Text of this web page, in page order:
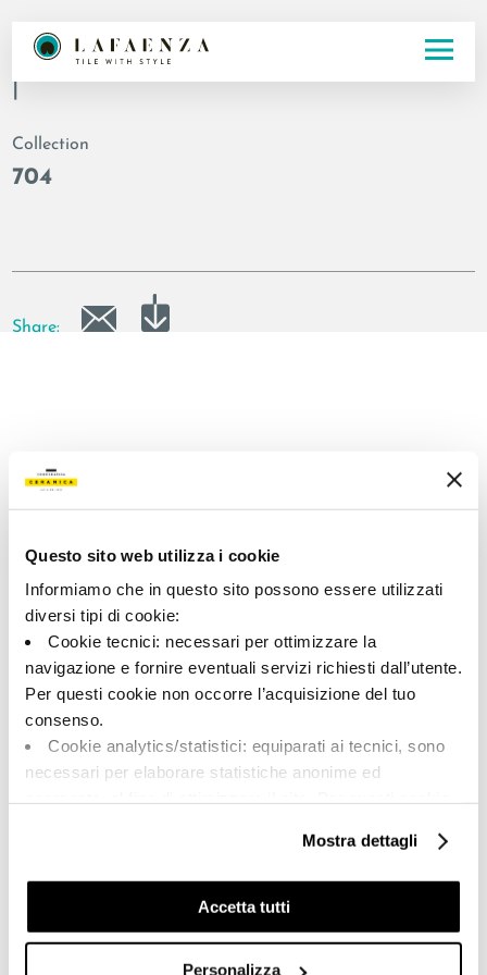
Questo sito web utilizza i cookie
Informiamo che in questo sito possono essere utilizzati
diversi tipi di cookie:
Cookie tecnici: necessari per ottimizzare la
navigazione e fornire eventuali servizi richiesti dall’utente.
Per questi cookie non occorre l’acquisizione del tuo
consenso.
Cookie analytics/statistici: equiparati ai tecnici, sono
necessari per elaborare statistiche anonime ed
Cookie di profilazione/marketing: sono utilizzati, solo
previo tuo consenso, per esaminare le tue abitudini di
navigazione e mostrarti quindi avvisi pubblicitari mirati, in
linea con le tue preferenze.
Mostra dettagli
Accetta tutti
Personalizza
Codice
|
Collection
704
Share:
A brand of Cooperativa Ceramica d’Imola
Tel: +39 0542 601601
CERTIFICATIONS
COLLECTIONS